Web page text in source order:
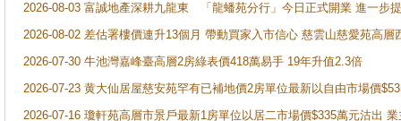
2026-08-03 富誠地產深耕九龍東 「龍蟠苑分行」今日正式開業 進一步
2026-08-02 差估署樓價連升13個月 帶動買家入市信心 慈雲山慈愛苑高層
2026-07-30 牛池灣嘉峰臺高層2房綠表價418萬易手 19年升值2.3倍
2026-07-23 黄大仙居屋慈安苑罕有已補地價2房單位最新以自由市場價
2026-07-16 瓊軒苑高層市景戶最新1房單位以居二市場價$335萬元沽出